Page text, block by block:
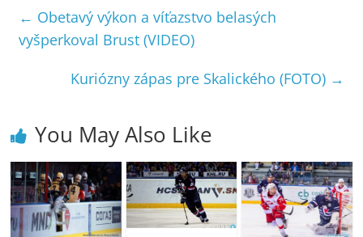
← Obetavý výkon a víťazstvo belasých
vyšperkoval Brust (VIDEO)
Kuriózny zápas pre Skalického (FOTO) →
You May Also Like